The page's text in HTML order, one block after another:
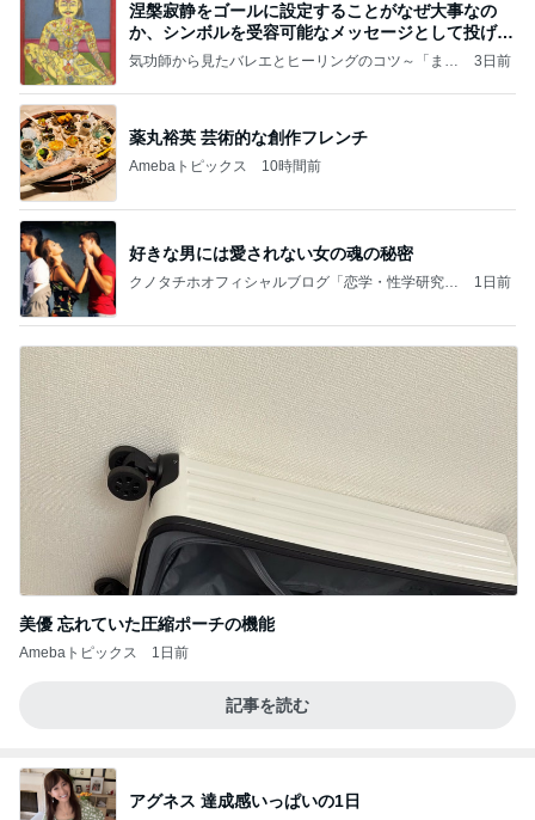
涅槃寂静をゴールに設定することがなぜ大事なの
か、シンボルを受容可能なメッセージとして投げる
ことが
気功師から見たバレエとヒーリングのコツ～「まと
3日前
薬丸裕英 芸術的な創作フレンチ
Amebaトピックス 10時間前
好きな男には愛されない女の魂の秘密
クノタチホオフィシャルブログ「恋学・性学研究
1日前
美優 忘れていた圧縮ポーチの機能
Amebaトピックス 1日前
記事を読む
アグネス 達成感いっぱいの1日